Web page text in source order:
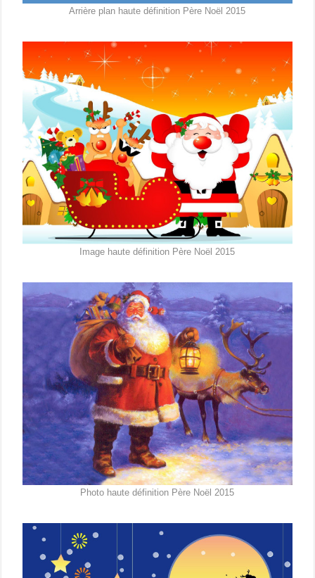
Arrière plan haute définition Père Noël 2015
Image haute définition Père Noël 2015
Photo haute définition Père Noël 2015